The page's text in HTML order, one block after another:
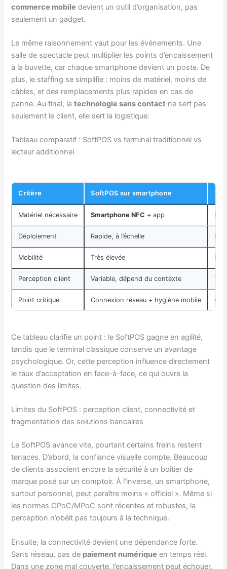
commerce mobile devient un outil d’organisation, pas
seulement un gadget.
Le même raisonnement vaut pour les événements. Une
salle de spectacle peut multiplier les points d’encaissement
à la buvette, car chaque smartphone devient un poste. De
plus, le staffing se simplifie : moins de matériel, moins de
câbles, et des remplacements plus rapides en cas de
panne. Au final, latechnologie sans contact ne sert pas
seulement le client, elle sert la logistique.
Tableau comparatif : SoftPOS vs terminal traditionnel vs
lecteur additionnel
Critère SoftPOS sur smartphone
Matériel nécessaire Smartphone NFC + app
Déploiement Rapide, à l’échelle
Mobilité Très élevée
Perception client Variable, dépend du contexte
Point critique Connexion réseau + hygiène mobile
Ce tableau clarifie un point : le SoftPOS gagne en agilité,
tandis que le terminal classique conserve un avantage
psychologique. Or, cette perception influence directement
le taux d’acceptation en face-à-face, ce qui ouvre la
question des limites.
Limites du SoftPOS : perception client, connectivité et
fragmentation des solutions bancaires
Le SoftPOS avance vite, pourtant certains freins restent
tenaces. D’abord, la confiance visuelle compte. Beaucoup
de clients associent encore la sécurité à un boîtier de
marque posé sur un comptoir. À l’inverse, un smartphone,
surtout personnel, peut paraître moins « officiel ». Même si
les normes CPoC/MPoC sont récentes et robustes, la
perception n’obéit pas toujours à la technique.
Ensuite, la connectivité devient une dépendance forte.
Sans réseau, pas de paiement numérique en temps réel.
Dans une zone mal couverte, l’encaissement peut échouer,